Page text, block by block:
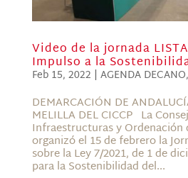
Video de la jornada
Impulso a la
Feb 15, 2022 | AGENDA DECANO,
DEMARCACIÓN DE
MELILLA DEL CICCP La
Infraestructuras y
organizó el 15 de febrero la
sobre la Ley 7/2021, de 1 de
para la Sostenibilidad del...